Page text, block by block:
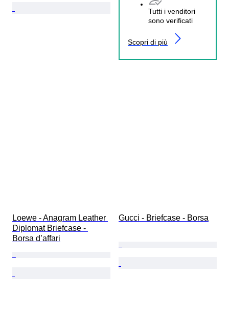
Tutti i venditori
sono verificati
Scopri di più
Loewe - Anagram Leather
Diplomat Briefcase -
Borsa d’affari
Gucci - Briefcase - Borsa